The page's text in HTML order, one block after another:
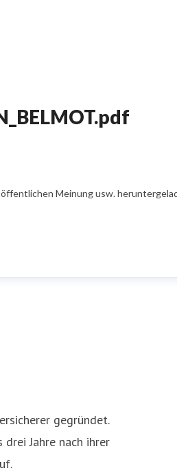
Meinung usw.
gegründet.
Jahre nach ihrer